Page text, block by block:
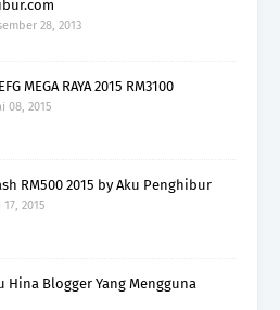
28, 2013
MEGA RAYA 2015 RM3100
08, 2015
RM500 2015 by Aku Penghibur
2015
Hina Blogger Yang Mengguna